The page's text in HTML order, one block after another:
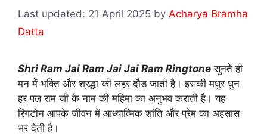
21 April 2025 by Acharya Bramha
Datta
Shri Ram Jai Ram Jai Jai Ram Ringtone सुनते ही
मन में भक्ति और श्रद्धा की लहर दौड़ जाती है। इसकी मधुर धुन
हर पल राम जी के नाम की महिमा का अनुभव कराती है। यह
रिंगटोन आपके जीवन में आध्यात्मिक शांति और प्रेम का अहसास
भर देती है।